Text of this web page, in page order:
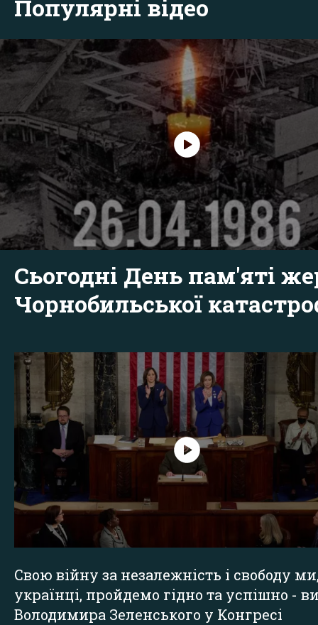
Популярні відео
Сьогодні День пам'яті
Чорнобильської
Свою війну за незалежність і свободу
українці, пройдемо гідно та успішно -
Володимира Зеленського у Конгресі